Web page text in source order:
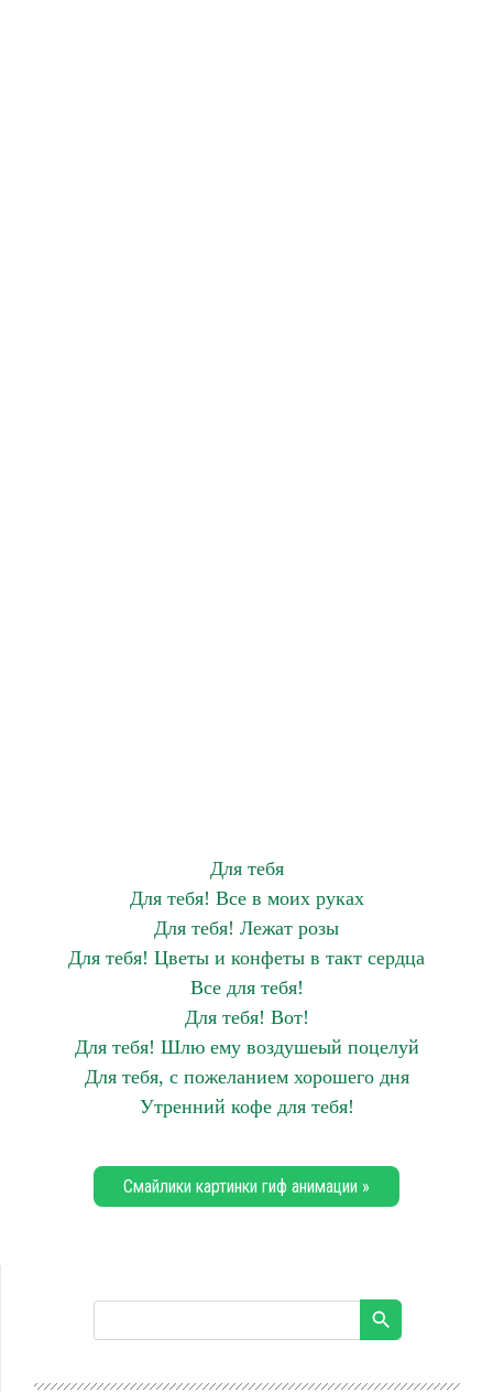
Для тебя
Для тебя! Все в моих руках
Для тебя! Лежат розы
Для тебя! Цветы и конфеты в такт сердца
Все для тебя!
Для тебя! Вот!
Для тебя! Шлю ему воздушеый поцелуй
Для тебя, с пожеланием хорошего дня
Утренний кофе для тебя!
Смайлики картинки гиф анимации »